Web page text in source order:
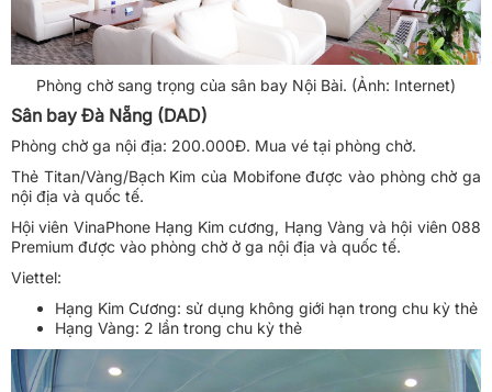
Phòng chờ sang trọng của sân bay Nội Bài. (Ảnh: Internet)
Sân bay Đà Nẵng (DAD)
Phòng chờ ga nội địa: 200.000Đ. Mua vé tại phòng chờ.
Thẻ Titan/Vàng/Bạch Kim của Mobifone được vào phòng chờ ga
nội địa và quốc tế.
Hội viên VinaPhone Hạng Kim cương, Hạng Vàng và hội viên 088
Premium được vào phòng chờ ở ga nội địa và quốc tế.
Viettel:
Hạng Kim Cương: sử dụng không giới hạn trong chu kỳ thẻ
Hạng Vàng: 2 lần trong chu kỳ thẻ